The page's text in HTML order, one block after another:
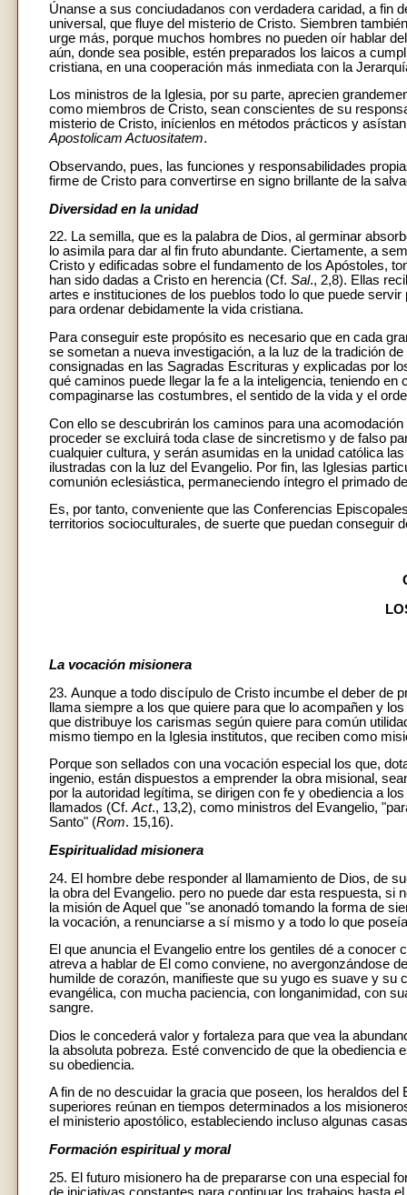
Únanse a sus conciudadanos con verdadera caridad, a fin
universal, que fluye del misterio de Cristo. Siembren
urge más, porque muchos hombres no pueden oír hablar
aún, donde sea posible, estén preparados los laicos a
cristiana, en una cooperación más inmediata con la
Los ministros de la Iglesia, por su parte, aprecien
como miembros de Cristo, sean conscientes de su
misterio de Cristo, inícienlos en métodos prácticos y
Apostolicam Actuositatem.
Observando, pues, las funciones y responsabilidades
firme de Cristo para convertirse en signo brillante de la
Diversidad en la unidad
22. La semilla, que es la palabra de Dios, al germinar
lo asimila para dar al fin fruto abundante. Ciertamente, a
Cristo y edificadas sobre el fundamento de los Apóstoles,
han sido dadas a Cristo en herencia (Cf. Sal., 2,8). Ellas
artes e instituciones de los pueblos todo lo que puede
para ordenar debidamente la vida cristiana.
Para conseguir este propósito es necesario que en cada
se sometan a nueva investigación, a la luz de la tradición
consignadas en las Sagradas Escrituras y explicadas por
qué caminos puede llegar la fe a la inteligencia, teniendo
compaginarse las costumbres, el sentido de la vida y el
Con ello se descubrirán los caminos para una
proceder se excluirá toda clase de sincretismo y de falso
cualquier cultura, y serán asumidas en la unidad católica
ilustradas con la luz del Evangelio. Por fin, las Iglesias
comunión eclesiástica, permaneciendo íntegro el primado
Es, por tanto, conveniente que las Conferencias
territorios socioculturales, de suerte que puedan conseguir
La vocación misionera
23. Aunque a todo discípulo de Cristo incumbe el deber de
llama siempre a los que quiere para que lo acompañen y
que distribuye los carismas según quiere para común
mismo tiempo en la Iglesia institutos, que reciben como
Porque son sellados con una vocación especial los que,
ingenio, están dispuestos a emprender la obra misional,
por la autoridad legítima, se dirigen con fe y obediencia a
llamados (Cf. Act., 13,2), como ministros del Evangelio,
Santo" (Rom. 15,16).
Espiritualidad misionera
24. El hombre debe responder al llamamiento de Dios, de
la obra del Evangelio. pero no puede dar esta respuesta,
la misión de Aquel que "se anonadó tomando la forma de
la vocación, a renunciarse a sí mismo y a todo lo que
El que anuncia el Evangelio entre los gentiles dé a
atreva a hablar de El como conviene, no avergonzándose
humilde de corazón, manifieste que su yugo es suave y
evangélica, con mucha paciencia, con longanimidad, con
sangre.
Dios le concederá valor y fortaleza para que vea la
la absoluta pobreza. Esté convencido de que la
su obediencia.
A fin de no descuidar la gracia que poseen, los heraldos
superiores reúnan en tiempos determinados a los
el ministerio apostólico, estableciendo incluso algunas
Formación espiritual y moral
25. El futuro misionero ha de prepararse con una especial
de iniciativas constantes para continuar los trabajos hasta